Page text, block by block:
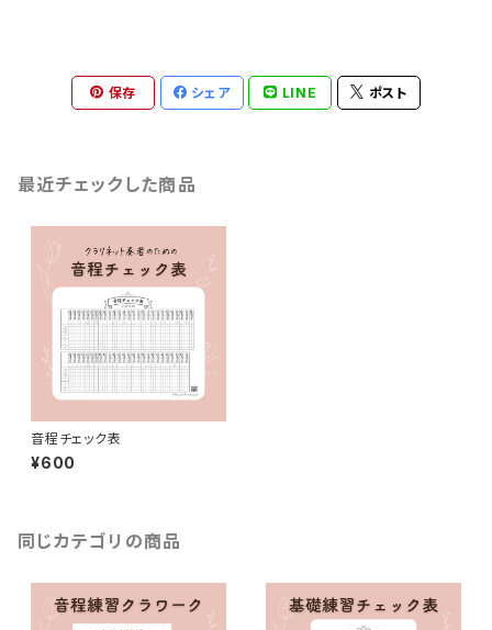
保存 シェア LINE ポスト
最近チェックした商品
音程チェック表
¥600
同じカテゴリの商品